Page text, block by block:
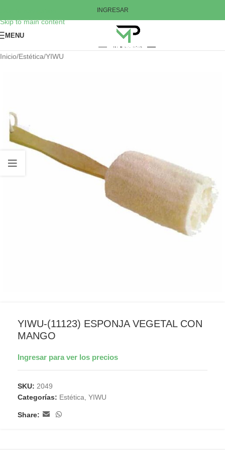
Skip to main content
INGRESAR
MENU
Inicio/Estética/YIWU
YIWU-(11123) ESPONJA VEGETAL CON
MANGO
Ingresar para ver los precios
SKU: 2049
Categorías: Estética YIWU
Share: